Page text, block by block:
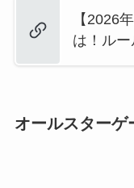
【2026
は！ル
オールスターゲ